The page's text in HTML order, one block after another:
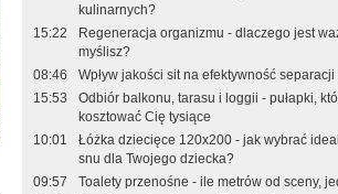
kulinarnych?
15:22
Regeneracja organizmu - dlaczego jest
myślisz?
08:46
Wpływ jakości sit na efektywność
15:53
Odbiór balkonu, tarasu i loggii - pułapki,
kosztować Cię tysiące
10:01
Łóżka dziecięce 120x200 - jak wybrać
snu dla Twojego dziecka?
09:57
Toalety przenośne - ile metrów od sceny,